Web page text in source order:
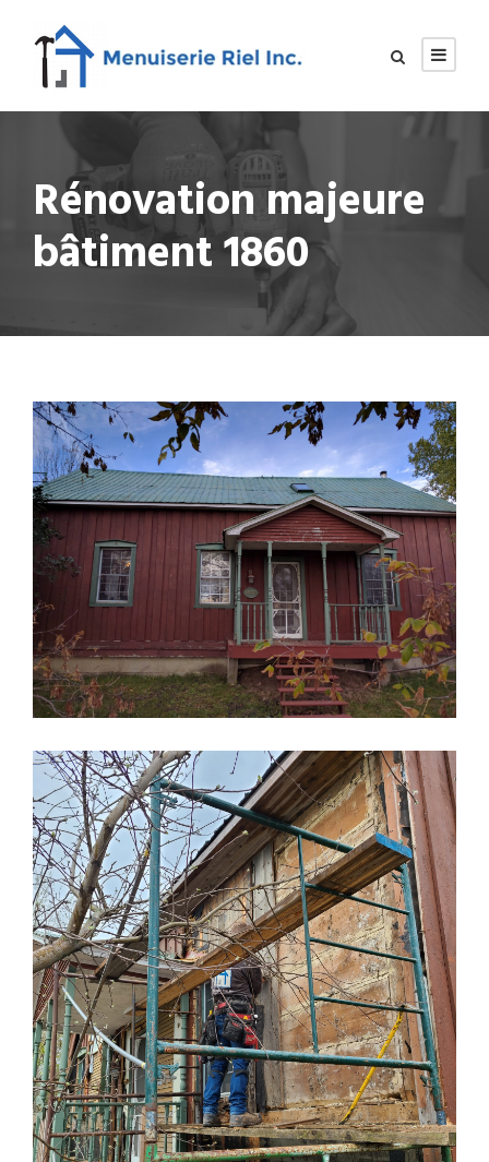
Rénovation majeure
bâtiment 1860